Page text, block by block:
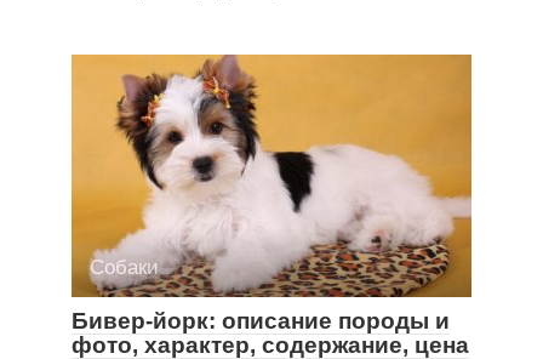
Собаки
Бивер-йорк: описание породы и
фото, характер, содержание, цена